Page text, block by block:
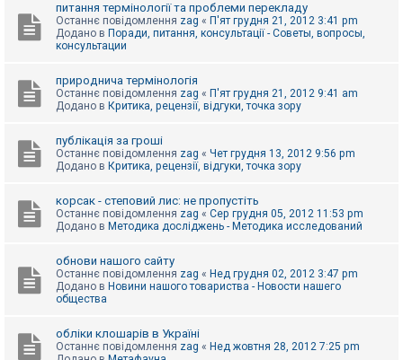
питання термінології та проблеми перекладу
Останнє повідомлення zag « П'ят грудня 21, 2012 3:41 pm
Додано в Поради, питання, консультації - Советы, вопросы,
консультации
природнича термінологія
Останнє повідомлення zag « П'ят грудня 21, 2012 9:41 am
Додано в Критика, рецензії, відгуки, точка зору
публікація за гроші
Останнє повідомлення zag « Чет грудня 13, 2012 9:56 pm
Додано в Критика, рецензії, відгуки, точка зору
корсак - степовий лис: не пропустіть
Останнє повідомлення zag « Сер грудня 05, 2012 11:53 pm
Додано в Методика досліджень - Методика исследований
обнови нашого сайту
Останнє повідомлення zag « Нед грудня 02, 2012 3:47 pm
Додано в Новини нашого товариства - Новости нашего
общества
обліки клошарів в Україні
Останнє повідомлення zag « Нед жовтня 28, 2012 7:25 pm